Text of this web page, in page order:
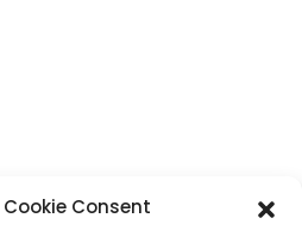
Consent